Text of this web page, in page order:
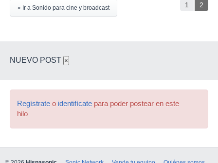
1 2
« Ir a Sonido para cine y broadcast
NUEVO POST ×
Regístrate o identifícate para poder postear en este
hilo